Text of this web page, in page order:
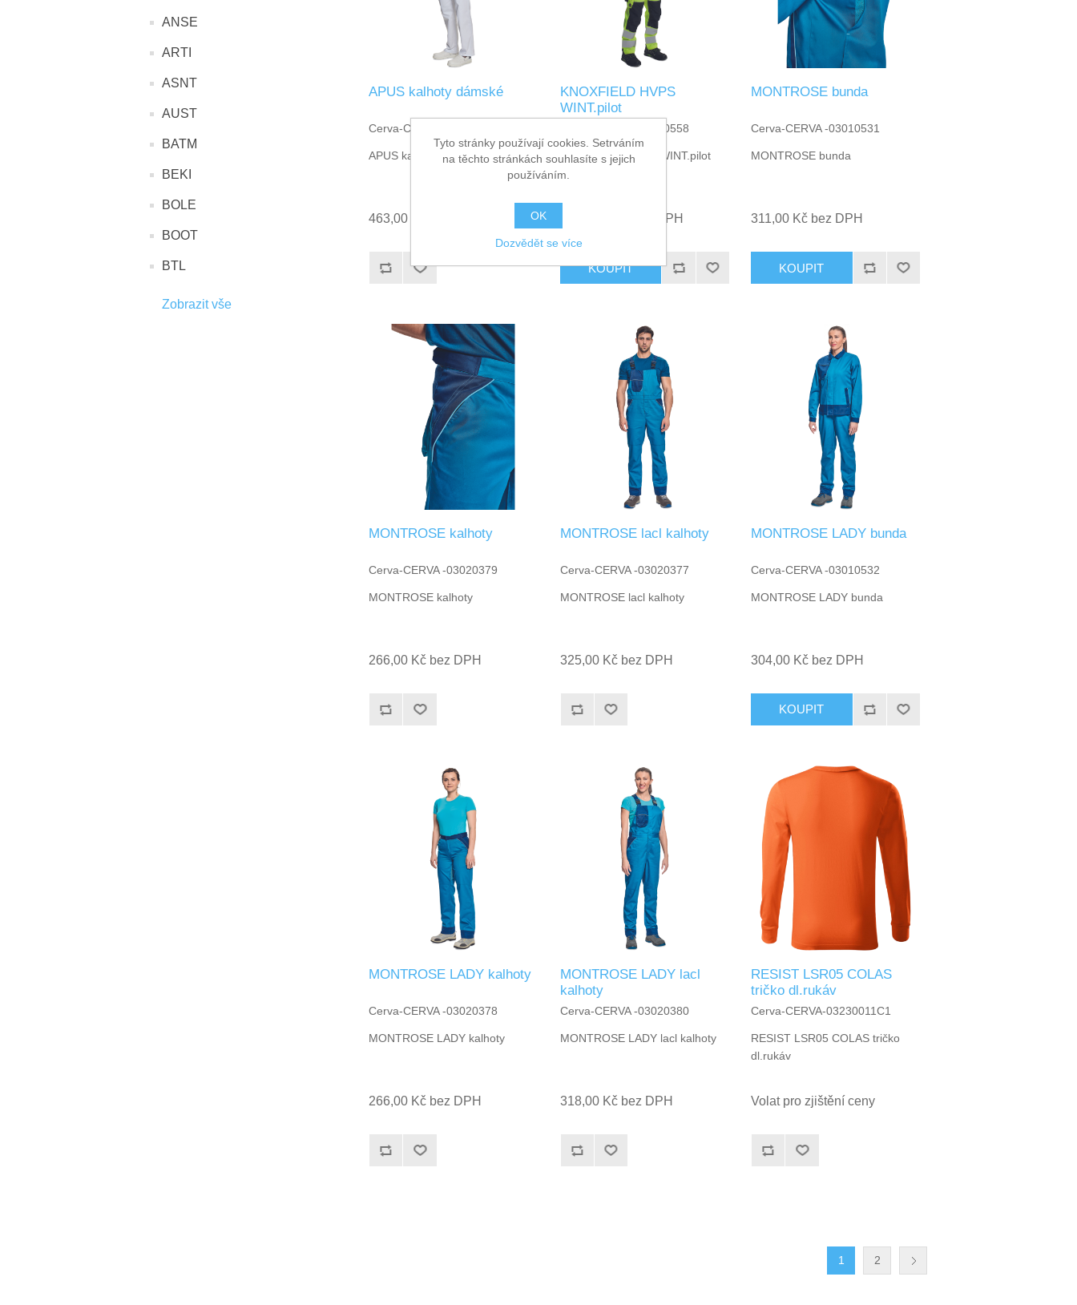
ANSE
ARTI
ASNT
AUST
BATM
BEKI
BOLE
BOOT
BTL
Zobrazit vše
APUS kalhoty dámské
Cerva-CERVA -03020028
APUS kalhoty dámské
463,00 Kč bez DPH
KNOXFIELD HVPS
WINT.pilot
Cerva-CERVA -03010558
KNOXFIELD HVPS WINT.pilot
1 472,00 Kč bez DPH
KOUPIT
MONTROSE bunda
Cerva-CERVA -03010531
MONTROSE bunda
311,00 Kč bez DPH
KOUPIT
MONTROSE kalhoty
Cerva-CERVA -03020379
MONTROSE kalhoty
266,00 Kč bez DPH
MONTROSE lacl kalhoty
Cerva-CERVA -03020377
MONTROSE lacl kalhoty
325,00 Kč bez DPH
MONTROSE LADY bunda
Cerva-CERVA -03010532
MONTROSE LADY bunda
304,00 Kč bez DPH
KOUPIT
MONTROSE LADY kalhoty
Cerva-CERVA -03020378
MONTROSE LADY kalhoty
266,00 Kč bez DPH
MONTROSE LADY lacl
kalhoty
Cerva-CERVA -03020380
MONTROSE LADY lacl kalhoty
318,00 Kč bez DPH
RESIST LSR05 COLAS
tričko dl.rukáv
Cerva-CERVA-03230011C1
RESIST LSR05 COLAS tričko
dl.rukáv
Volat pro zjištění ceny
1 2
Tyto stránky používají cookies. Setrváním
na těchto stránkách souhlasíte s jejich
používáním.
OK
Dozvědět se více